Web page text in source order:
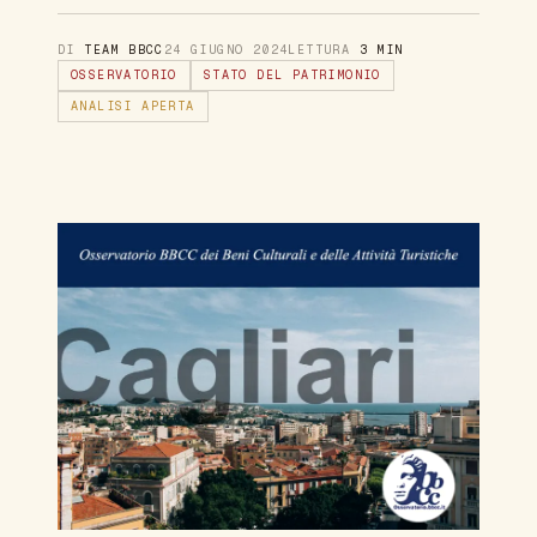
DI TEAM BBCC 24 GIUGNO 2024LETTURA
3 MIN
OSSERVATORIO
STATO DEL PATRIMONIO
ANALISI APERTA